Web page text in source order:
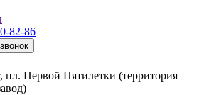
82-86
пл. Первой Пятилетки (территория